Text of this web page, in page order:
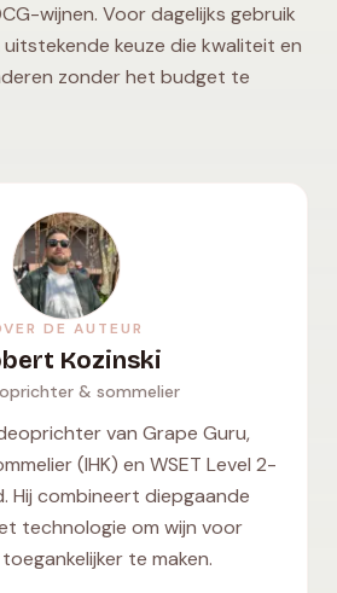
wijnen. Voor dagelijks gebruik
uitstekende keuze die kwaliteit en
zonder het budget te
DE AUTEUR
Kozinski
& sommelier
van Grape Guru,
(IHK) en WSET Level 2-
Hij combineert diepgaande
technologie om wijn voor
te maken.